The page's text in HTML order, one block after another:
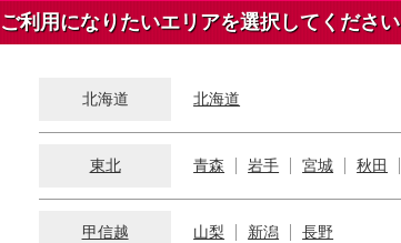
ご利用になりたいエリアを選択してください
北海道 北海道
東北 青森 岩手 宮城 秋田
甲信越 山梨 新潟 長野